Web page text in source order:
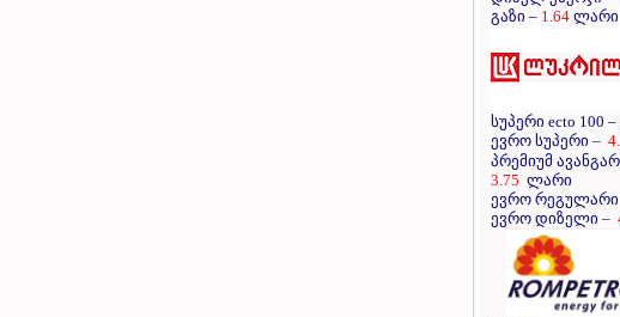
გაზი – 1.64 ლარი
სუპერი ecto 100 –
ევრო სუპერი –
პრემიუმ
3.75 ლარი
ევრო რეგულარი
ევრო დიზელი –